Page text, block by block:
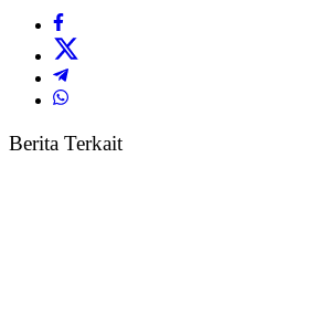
Berita Terkait